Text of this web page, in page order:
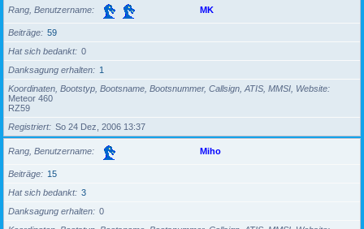
Rang, Benutzername MK
Beiträge
59
Hat sich bedankt
0
Danksagung erhalten
1
Koordinaten, Bootstyp, Bootsname, Bootsnummer, Callsign, ATIS, MMSI, Website
Meteor 460
RZ59
Registriert
So 24 Dez, 2006 13:37
Rang, Benutzername Miho
Beiträge
15
Hat sich bedankt
3
Danksagung erhalten
0